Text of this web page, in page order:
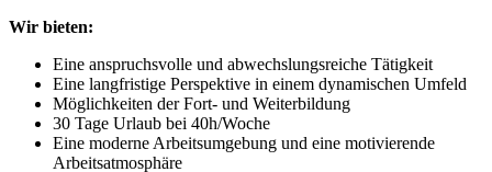
Wir bieten:
Eine anspruchsvolle und abwechslungsreiche Tätigkeit
Eine langfristige Perspektive in einem dynamischen Umfeld
Möglichkeiten der Fort- und Weiterbildung
30 Tage Urlaub bei 40h/Woche
Eine moderne Arbeitsumgebung und eine motivierende
Arbeitsatmosphäre